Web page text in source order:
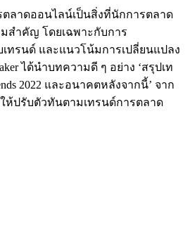
ตลาดออนไลน์เป็นสิ่งที่นักการตลาด
สำคัญ โดยเฉพาะกับการ
ทรนด์ และแนวโน้มการเปลี่ยนแปลง
ได้นำบทความดี ๆ อย่าง ‘สรุปเท
2022 และอนาคตหลังจากนี้’ จาก
ให้ปรับตัวทันตามเทรนด์การตลาด